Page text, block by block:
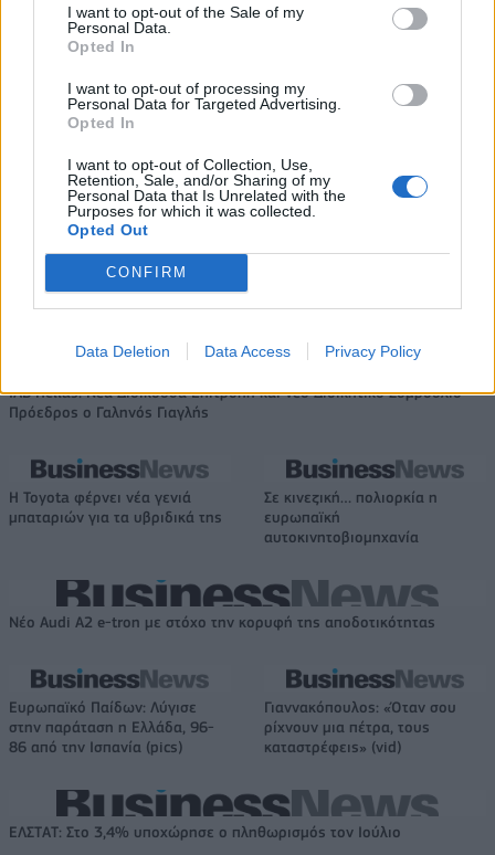
I want to opt-out of the Sale of my
Personal Data.
Opted In
I want to opt-out of processing my
Personal Data for Targeted Advertising.
Opted In
I want to opt-out of Collection, Use,
Retention, Sale, and/or Sharing of my
Personal Data that Is Unrelated with the
Purposes for which it was collected.
Opted Out
CONFIRM
Data Deletion Data Access Privacy Policy
εκατ. ευρώ
Β.Σ. Καρούλιας: Τζίρος 98,7 εκατ. ευρώ και αύξηση κερδών 57% - Τα
νέα στοιχήματα σε low & non alcohol
Deloitte Ελλάδος:
σύμβουλος της ΔΕΗ για την
είσοδο στην πολωνική αγορά
ενέργειας
Media: Με ενίσχυση 8 εκατ.
ευρώ σε 451 επιχειρήσεις
IAB Hellas: Νέα Διοικούσα Επιτροπή και νέο Διοικητικό Συμβούλιο -
Πρόεδρος ο Γαληνός Γιαγλής
Η Toyota φέρνει νέα γενιά
μπαταριών για τα υβριδικά της
Σε κινεζική… πολιορκία η
ευρωπαϊκή
αυτοκινητοβιομηχανία
Νέο Audi A2 e-tron με στόχο την κορυφή της αποδοτικότητας
Ευρωπαϊκό Παίδων: Λύγισε
στην παράταση η Ελλάδα, 96-
86 από την Ισπανία (pics)
Γιαννακόπουλος: «Όταν σου
ρίχνουν μια πέτρα, τους
καταστρέφεις» (vid)
ΕΛΣΤΑΤ: Στο 3,4% υποχώρησε ο πληθωρισμός τον Ιούλιο